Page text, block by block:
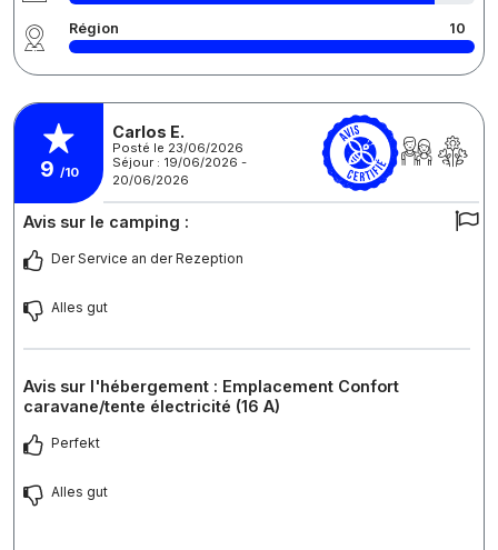
Région 10
9 /10
Carlos E.
Posté le 23/06/2026
Séjour : 19/06/2026 -
20/06/2026
Avis sur le camping :
Der Service an der Rezeption
Alles gut
Avis sur l'hébergement : Emplacement Confort
caravane/tente électricité (16 A)
Perfekt
Alles gut